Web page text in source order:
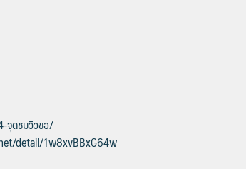
จุดชมวิวขอ/
detail/1w8xvBBxG64w